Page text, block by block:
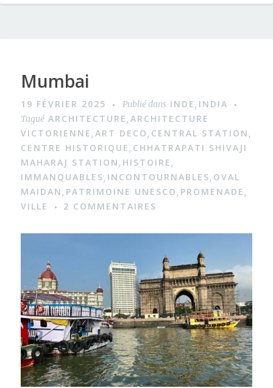
Mumbai
19 FÉVRIER 2025 Publié dans INDE, INDIA
Tagué ARCHITECTURE,ARCHITECTURE
VICTORIENNE,ART DECO, CENTRAL STATION,
CENTRE HISTORIQUE, CHHATRAPATI SHIVAJI
MAHARAJ STATION, HISTOIRE,
IMMANQUABLES, INCONTOURNABLES, OVAL
MAIDAN, PATRIMOINE UNESCO, PROMENADE,
VILLE 2 COMMENTAIRES